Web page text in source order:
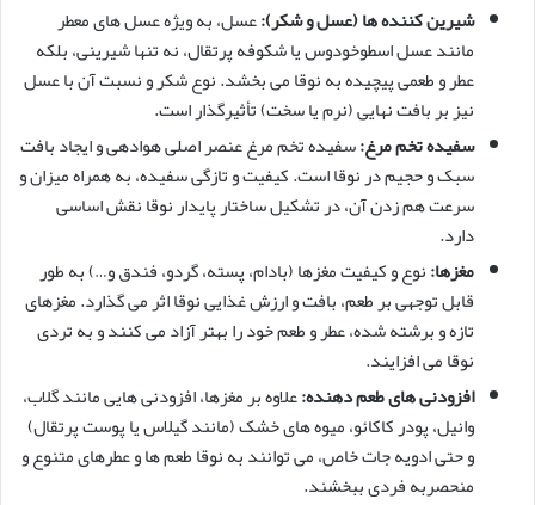
شیرین کننده ها (عسل و شکر):عسل، به ویژه عسل های معطر
مانند عسل اسطوخودوس یا شکوفه پرتقال، نه تنها شیرینی، بلکه
عطر و طعمی پیچیده به نوقا می بخشد. نوع شکر و نسبت آن با عسل
نیز بر بافت نهایی (نرم یا سخت) تأثیرگذار است.
سفیده تخم مرغ:سفیده تخم مرغ عنصر اصلی هوادهی و ایجاد بافت
سبک و حجیم در نوقا است. کیفیت و تازگی سفیده، به همراه میزان و
سرعت هم زدن آن، در تشکیل ساختار پایدار نوقا نقش اساسی
دارد.
مغزها:نوع و کیفیت مغزها (بادام، پسته، گردو، فندق و…) به طور
قابل توجهی بر طعم، بافت و ارزش غذایی نوقا اثر می گذارد. مغزهای
تازه و برشته شده، عطر و طعم خود را بهتر آزاد می کنند و به تردی
نوقا می افزایند.
افزودنی های طعم دهنده:علاوه بر مغزها، افزودنی هایی مانند گلاب،
وانیل، پودر کاکائو، میوه های خشک (مانند گیلاس یا پوست پرتقال)
و حتی ادویه جات خاص، می توانند به نوقا طعم ها و عطرهای متنوع و
منحصربه فردی ببخشند.